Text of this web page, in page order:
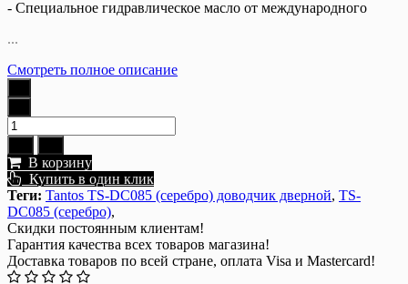
- Специальное гидравлическое масло от международного
...
Смотреть полное описание
В корзину
Купить в один клик
Теги: Tantos TS-DC085 (серебро) доводчик дверной, TS-
DC085 (серебро),
Скидки постоянным клиентам!
Гарантия качества всех товаров магазина!
Доставка товаров по всей стране, оплата Visa и Mastercard!